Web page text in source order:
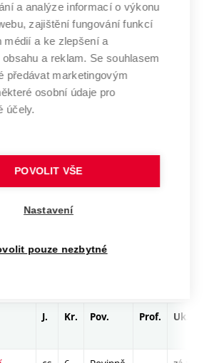
cs 4
Povinně
volitelný
-
cs 4
Povinně
volitelný
cs 2
volitelný
cs,
2
J. Kr. Pov. Prof. Uk.
a analýze informací o výkonu
zajištění fungování funkcí
médií a ke zlepšení a
a reklam. Se souhlasem
předávat marketingovým
osobní údaje pro
účely.
POVOLIT VŠE
Nastavení
pouze nezbytné